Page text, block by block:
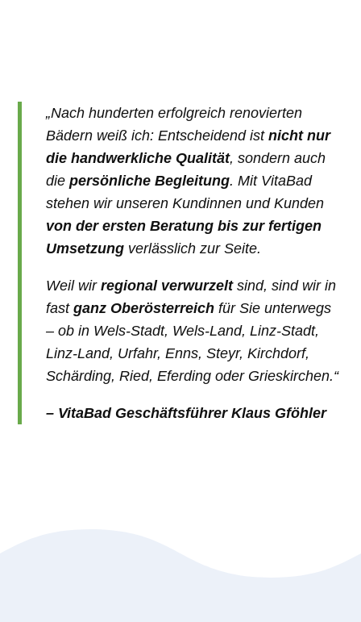
„Nach hunderten erfolgreich renovierten
Bädern weiß ich: Entscheidend istnicht nur
die handwerkliche Qualität, sondern auch
diepersönliche Begleitung. Mit VitaBad
stehen wir unseren Kundinnen und Kunden
von der ersten Beratung bis zur fertigen
Umsetzung verlässlich zur Seite.
Weil wirregional verwurzeltsind, sind wir in
fastganz Oberösterreich für Sie unterwegs
– ob in Wels-Stadt, Wels-Land, Linz-Stadt,
Linz-Land, Urfahr, Enns, Steyr, Kirchdorf,
Schärding, Ried, Eferding oder Grieskirchen.“
– VitaBad Geschäftsführer Klaus Gföhler